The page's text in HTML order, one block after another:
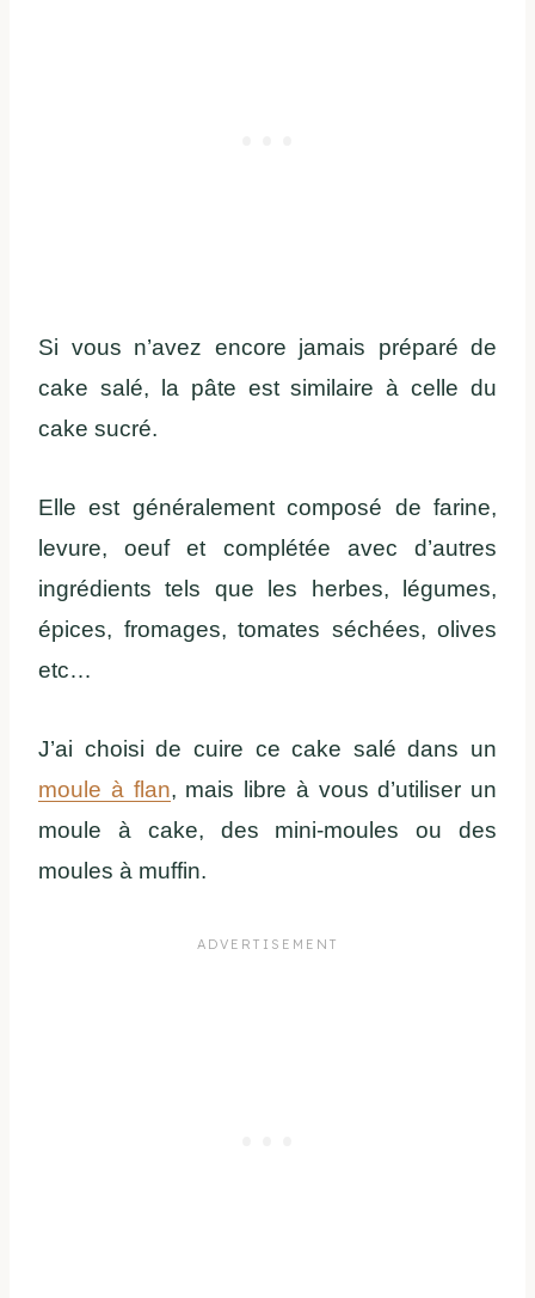
Si vous n’avez encore jamais préparé de
cake salé, la pâte est similaire à celle du
cake sucré.
Elle est généralement composé de farine,
levure, oeuf et complétée avec d’autres
ingrédients tels que les herbes, légumes,
épices, fromages, tomates séchées, olives
etc…
J’ai choisi de cuire ce cake salé dans un
moule à flan, mais libre à vous d’utiliser un
moule à cake, des mini-moules ou des
moules à muffin.